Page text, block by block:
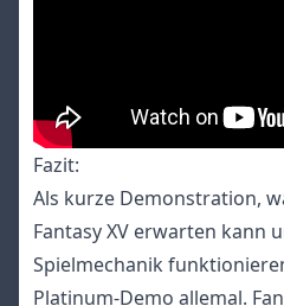
Fazit:
Als kurze Demonstration,
Fantasy XV erwarten kann
Spielmechanik
Platinum-Demo allemal.